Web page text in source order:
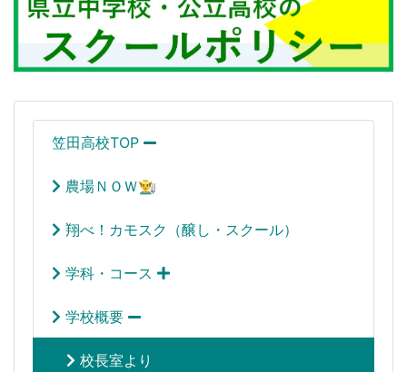
笠田高校TOP
農場ＮＯＷ👨‍🌾
翔べ！カモスク（醸し・スクール）
学科・コース
学校概要
校長室より